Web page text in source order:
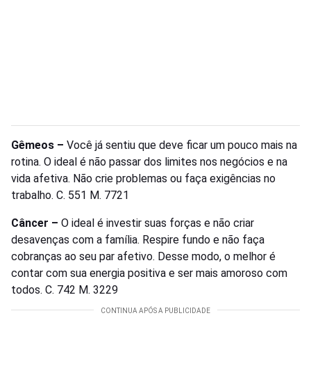
Gêmeos – Você já sentiu que deve ficar um pouco mais na
rotina. O ideal é não passar dos limites nos negócios e na
vida afetiva. Não crie problemas ou faça exigências no
trabalho. C. 551 M. 7721
Câncer – O ideal é investir suas forças e não criar
desavenças com a família. Respire fundo e não faça
cobranças ao seu par afetivo. Desse modo, o melhor é
contar com sua energia positiva e ser mais amoroso com
todos. C. 742 M. 3229